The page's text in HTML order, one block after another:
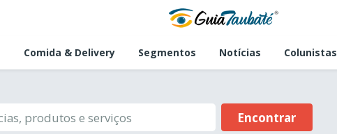
Comida & Delivery Segmentos Notícias Colunistas
Encontrar